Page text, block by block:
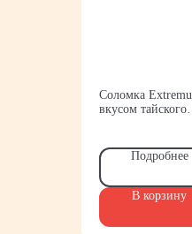
Соломка
вкусом тайского
Подробнее
В корзину